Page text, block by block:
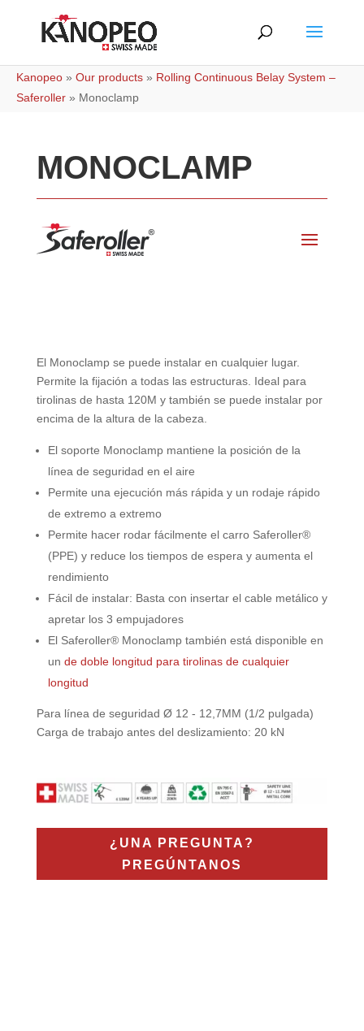
Kanopeo » Our products » Rolling Continuous Belay System –
Saferoller » Monoclamp
MONOCLAMP
El Monoclamp se puede instalar en cualquier lugar.
Permite la fijación a todas las estructuras. Ideal para
tirolinas de hasta 120M y también se puede instalar por
encima de la altura de la cabeza.
El soporte Monoclamp mantiene la posición de la
línea de seguridad en el aire
Permite una ejecución más rápida y un rodaje rápido
de extremo a extremo
Permite hacer rodar fácilmente el carro Saferoller®
(PPE) y reduce los tiempos de espera y aumenta el
rendimiento
Fácil de instalar: Basta con insertar el cable metálico y
apretar los 3 empujadores
El Saferoller® Monoclamp también está disponible en
un de doble longitud para tirolinas de cualquier
longitud
Para línea de seguridad Ø 12 - 12,7MM (1/2 pulgada)
Carga de trabajo antes del deslizamiento: 20 kN
¿UNA PREGUNTA?
PREGÚNTANOS